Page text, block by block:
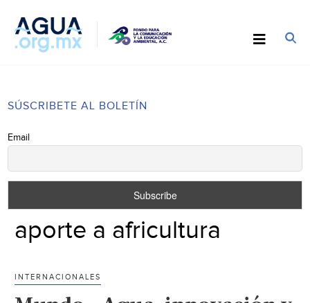
SÚSCRIBETE AL BOLETÍN
Email
aporte a africultura
INTERNACIONALES